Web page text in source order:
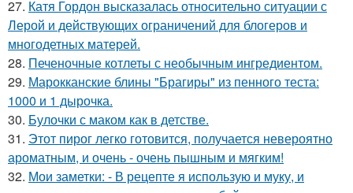
27. Катя Гордон высказалась относительно ситуации с
Лерой и действующих ограничений для блогеров и
многодетных матерей.
28. Печеночные котлеты с необычным ингредиентом.
29. Марокканские блины "Брагиры" из пенного теста:
1000 и 1 дырочка.
30. Булочки с маком как в детстве.
31. Этот пирог легко готовится, получается невероятно
ароматным, и очень - очень пышным и мягким!
32. Мои заметки: - В рецепте я использую и муку, и